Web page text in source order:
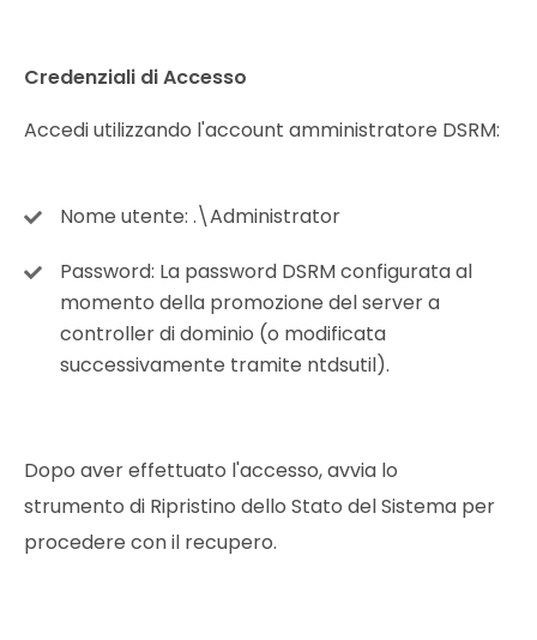
Credenziali di Accesso
Accedi utilizzando l'account amministratore DSRM:
Nome utente: .\Administrator
Password: La password DSRM configurata al
momento della promozione del server a
controller di dominio (o modificata
successivamente tramite ntdsutil).
Dopo aver effettuato l'accesso, avvia lo
strumento di Ripristino dello Stato del Sistema per
procedere con il recupero.